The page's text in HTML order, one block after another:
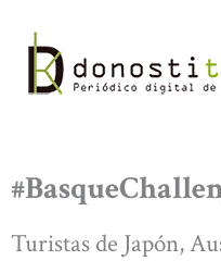
contenido
Turistas de Japón,